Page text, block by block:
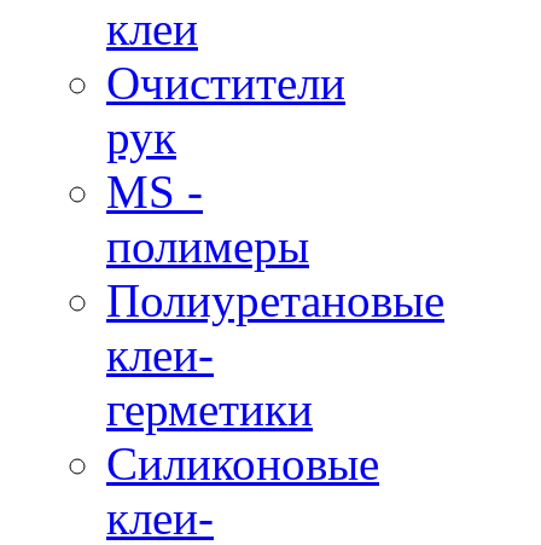
клеи
Очистители
рук
MS -
полимеры
Полиуретановые
клеи-
герметики
Силиконовые
клеи-